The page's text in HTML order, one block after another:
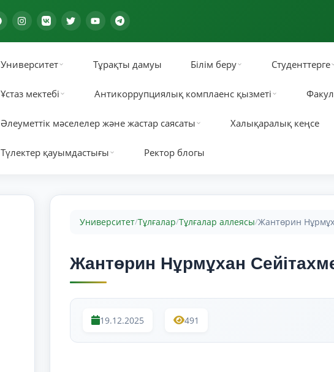
Университет Тұрақты дамуы Білім беру Студенттерге
Ұстаз мектебі Антикоррупциялық комплаенс қызметі
Әлеуметтік мәселелер және жастар саясаты Халықаралық кеңсе
Түлектер қауымдастығы Ректор блогы
Университет/Тұлғалар/Тұлғалар аллеясы/Жантөрин
Жантөрин Нұрмұхан
19.12.2025 491